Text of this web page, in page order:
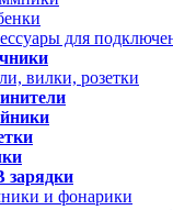
для
вилки, розетки
зарядки
и фонарики